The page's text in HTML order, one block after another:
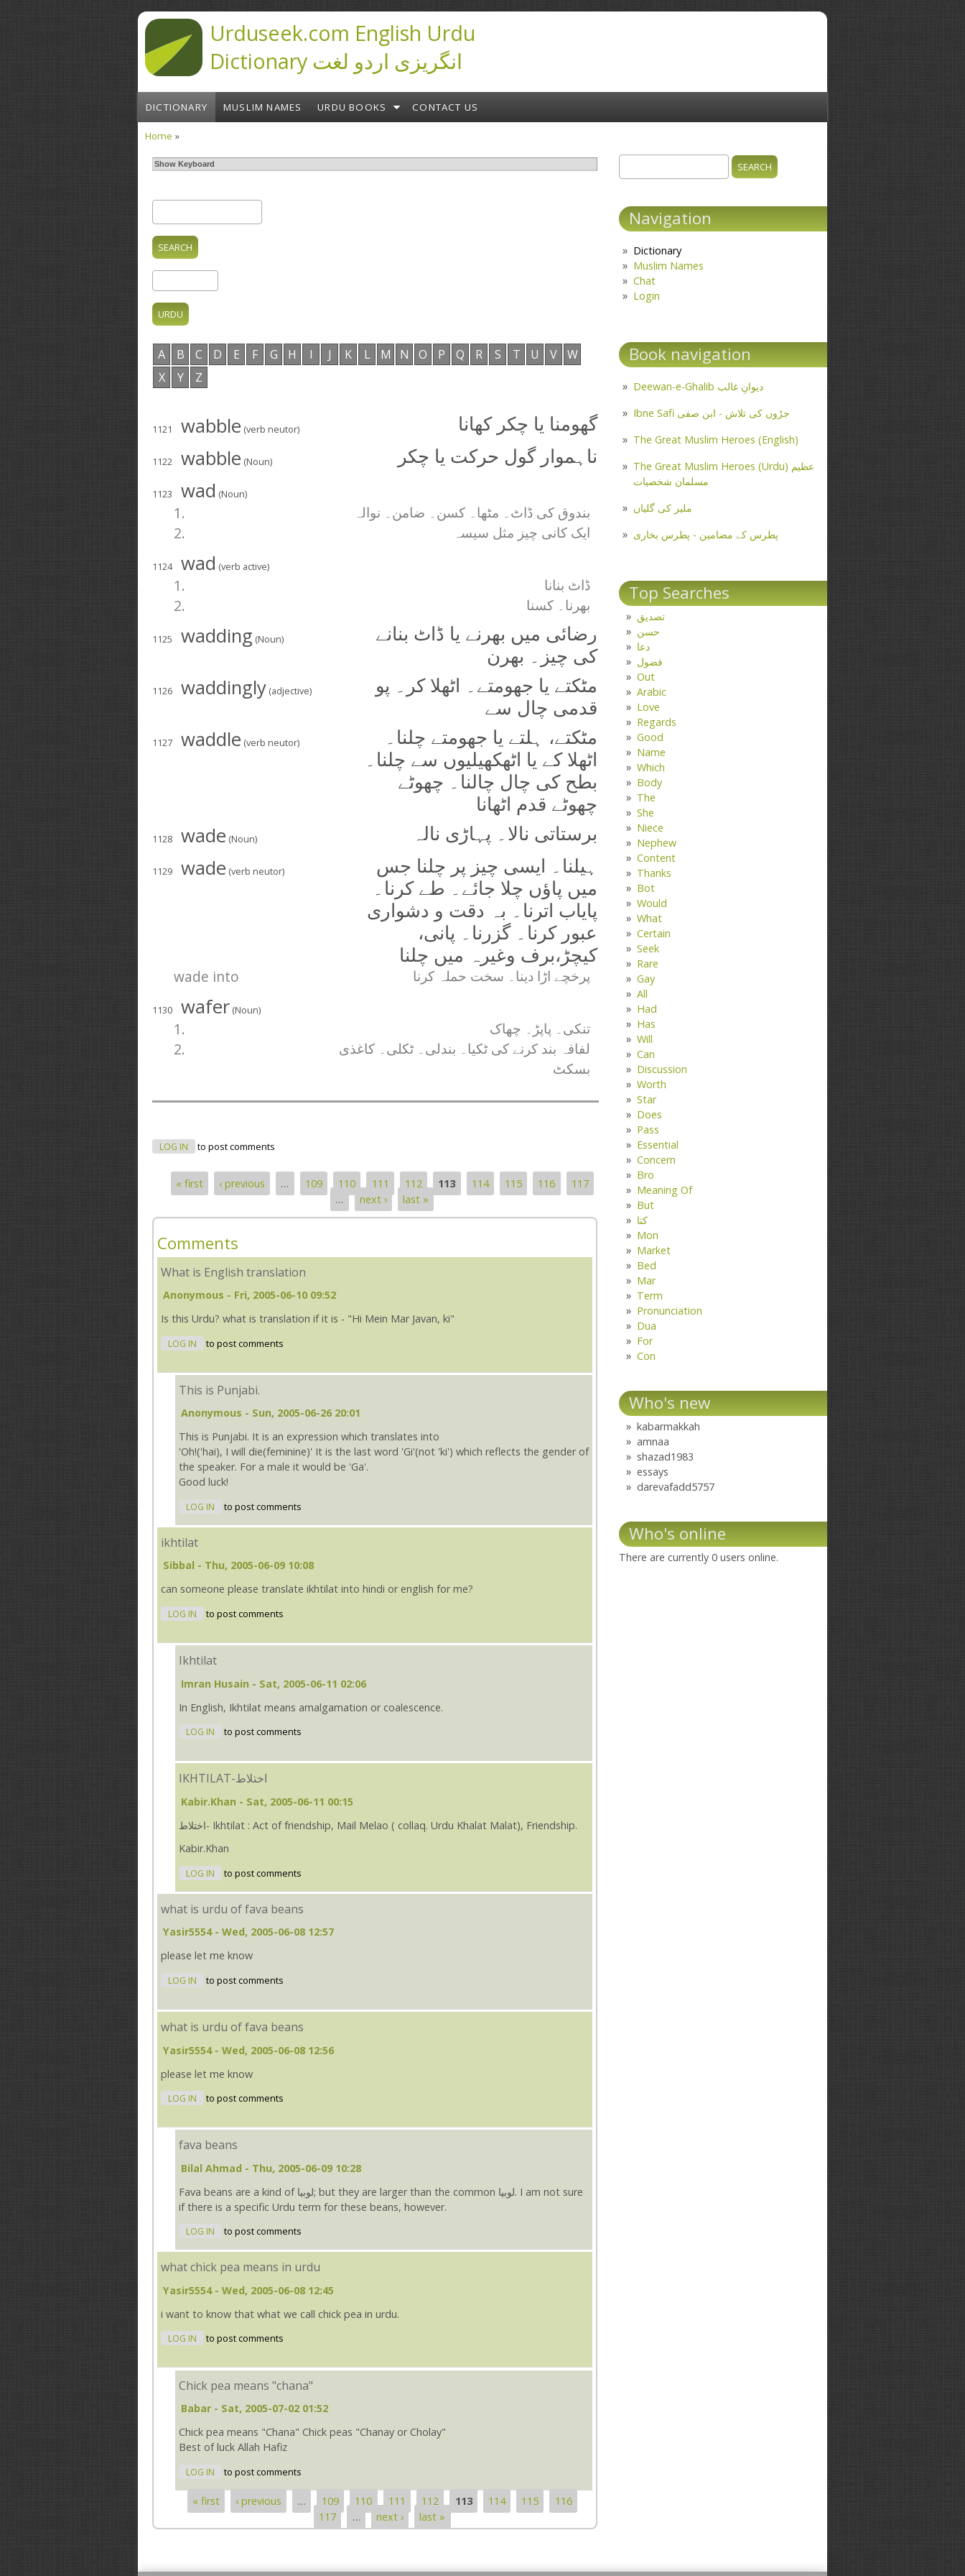
Urduseek.com English Urdu
Dictionary انگریزی اردو لغت
DICTIONARY MUSLIM NAMES URDU BOOKS CONTACT US
Home »
Show Keyboard
A B C D E F G H I J K L M N O P Q R S T U V
W
X
Y Z
1121 wabble (verb neutor) گھومنا یا چکر کھانا
1122 wabble (Noun) ناہموار گول حرکت یا چکر
1123 wad (Noun)
1. بندوق کی ڈاٹ۔ مٹھا۔ کسن۔ ضامن۔ نوالہ
2. ایک کانی چیز مثل سیسہ
1124 wad (verb active)
1. ڈاٹ بنانا
2. بھرنا۔ کسنا
1125 wadding (Noun)
رضائی میں بھرنے یا ڈاٹ بنانے
کی چیز۔ بھرن
1126 waddingly (adjective)
مٹکتے یا جھومتے۔ اٹھلا کر۔ پو
قدمی چال سے
1127 waddle (verb neutor)
مٹکتے، ہلتے یا جھومتے چلنا۔
اٹھلا کے یا اٹھکھیلیوں سے چلنا۔
بطح کی چال چالنا۔ چھوٹے
چھوٹے قدم اٹھانا
1128 wade (Noun) برستاتی نالا۔ پہاڑی نالہ
1129 wade (verb neutor)
ہیلنا۔ ایسی چیز پر چلنا جس
میں پاؤں چلا جائے۔ طے کرنا۔
پایاب اترنا۔ بہ دقت و دشواری
عبور کرنا۔ گزرنا۔ پانی،
کیچڑ،‌برف وغیرہ میں چلنا
wade into پرخچے اڑا دینا۔ سخت حملہ کرنا
1130 wafer (Noun)
1. تنکی۔ پاپڑ۔ چھاک
2.
لفافہ بند کرنے کی ٹکیا۔ بندلی۔ ٹکلی۔ کاغذی
بسکٹ
LOG IN to post comments
Pages
« first ‹ previous … 109 110 111 112 113 114 115 116
117
…
next › last »
Comments
What is English translation
Anonymous - Fri, 2005-06-10 09:52
Is this Urdu? what is translation if it is - "Hi Mein Mar Javan, ki"
LOG IN to post comments
This is Punjabi.
Anonymous - Sun, 2005-06-26 20:01
This is Punjabi. It is an expression which translates into
'Oh!('hai), I will die(feminine)' It is the last word 'Gi'(not 'ki') which reflects the gender of
the speaker. For a male it would be 'Ga'.
Good luck!
LOG IN to post comments
ikhtilat
Sibbal - Thu, 2005-06-09 10:08
can someone please translate ikhtilat into hindi or english for me?
LOG IN to post comments
Ikhtilat
Imran Husain - Sat, 2005-06-11 02:06
In English, Ikhtilat means amalgamation or coalescence.
LOG IN to post comments
IKHTILAT-اختلاط
Kabir.Khan - Sat, 2005-06-11 00:15
اختلاط- Ikhtilat : Act of friendship, Mail Melao ( collaq. Urdu Khalat Malat), Friendship.
Kabir.Khan
LOG IN to post comments
what is urdu of fava beans
Yasir5554- Wed, 2005-06-08 12:57
please let me know
LOG IN to post comments
what is urdu of fava beans
Yasir5554- Wed, 2005-06-08 12:56
please let me know
LOG IN to post comments
fava beans
Bilal Ahmad - Thu, 2005-06-09 10:28
Fava beans are a kind of لوبیا; but they are larger than the common لوبیا. I am not sure
if there is a specific Urdu term for these beans, however.
LOG IN to post comments
what chick pea means in urdu
Yasir5554- Wed, 2005-06-08 12:45
i want to know that what we call chick pea in urdu.
LOG IN to post comments
Chick pea means "chana"
Babar - Sat, 2005-07-02 01:52
Chick pea means "Chana" Chick peas "Chanay or Cholay"
Best of luck Allah Hafiz
LOG IN to post comments
Pages
« first ‹ previous … 109 110 111 112 113 114 115
116
117
… next › last »
Search form
Navigation
Dictionary
Muslim Names
Chat
Login
Book navigation
Deewan-e-Ghalib دیوانِ غالب
Ibne Safi جڑوں کی تلاش - ابن صفی
The Great Muslim Heroes (English)
The Great Muslim Heroes (Urdu) عظیم
مسلمان شخصیات
ملیر کی گلیاں
پطرس کے مضامین - پطرس بخاری
Top Searches
تصدیق
حسن
دعا
فضول
Out
Arabic
Love
Regards
Good
Name
Which
Body
The
She
Niece
Nephew
Content
Thanks
Bot
Would
What
Certain
Seek
Rare
Gay
All
Had
Has
Will
Can
Discussion
Worth
Star
Does
Pass
Essential
Concern
Bro
Meaning Of
But
کتا
Mon
Market
Bed
Mar
Term
Pronunciation
Dua
For
Con
Who's new
kabarmakkah
amnaa
shazad1983
essays
darevafadd5757
Who's online
There are currently 0 users online.